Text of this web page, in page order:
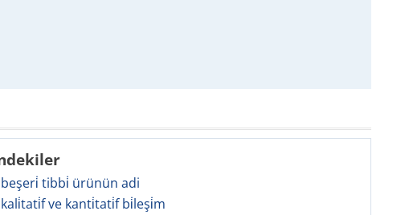
beşeri̇ tibbi̇ ürünün adi
ve kanti̇tati̇f bi̇leşi̇m